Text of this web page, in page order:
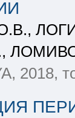
2018,